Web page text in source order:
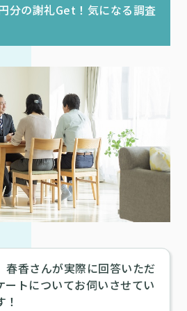
分の謝礼Get！気になる調査
春香さんが実際に回答いただ
ートについてお伺いさせてい